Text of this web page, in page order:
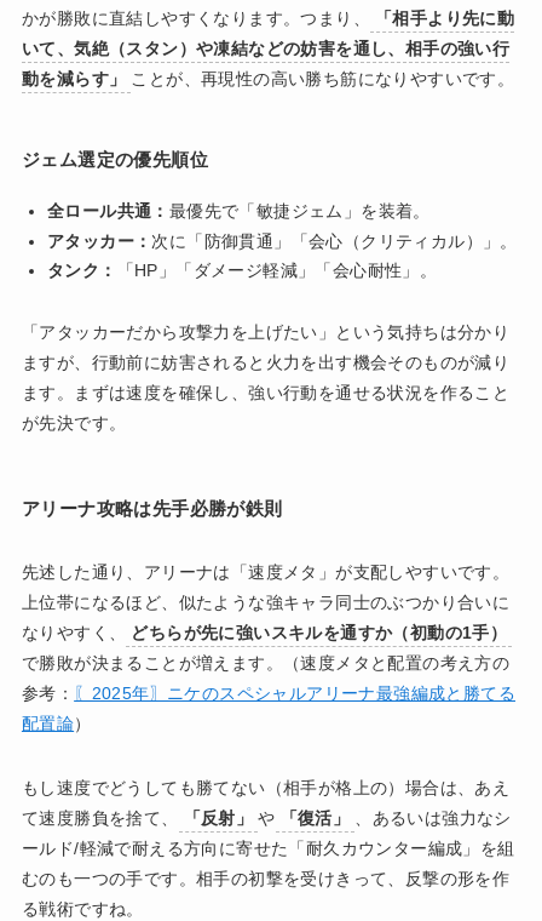
かが勝敗に直結しやすくなります。つまり、
「相手より先に動
いて、気絶（スタン）や凍結などの妨害を通し、相手の強い行
動を減らす」
ことが、再現性の高い勝ち筋になりやすいです。
ジェム選定の優先順位
全ロール共通： 最優先で「敏捷ジェム」を装着。
アタッカー： 次に「防御貫通」「会心（クリティカル）」。
タンク：
「HP」「ダメージ軽減」「会心耐性」。
「アタッカーだから攻撃力を上げたい」という気持ちは分かり
ますが、行動前に妨害されると火力を出す機会そのものが減り
ます。まずは速度を確保し、強い行動を通せる状況を作ること
が先決です。
アリーナ攻略は先手必勝が鉄則
先述した通り、アリーナは「速度メタ」が支配しやすいです。
上位帯になるほど、似たような強キャラ同士のぶつかり合いに
なりやすく、
どちらが先に強いスキルを通すか（初動の1手）
で勝敗が決まることが増えます。（速度メタと配置の考え方の
参考： 〖2025年〗ニケのスペシャルアリーナ最強編成と勝てる
配置論）
もし速度でどうしても勝てない（相手が格上の）場合は、あえ
て速度勝負を捨て、
「反射」 や 「復活」
、あるいは強力なシ
ールド/軽減で耐える方向に寄せた「耐久カウンター編成」を組
むのも一つの手です。相手の初撃を受けきって、反撃の形を作
る戦術ですね。